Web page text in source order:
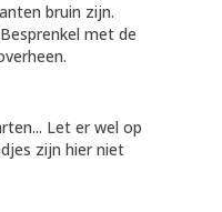
bruin zijn.
met de
Let er wel op
zijn hier niet